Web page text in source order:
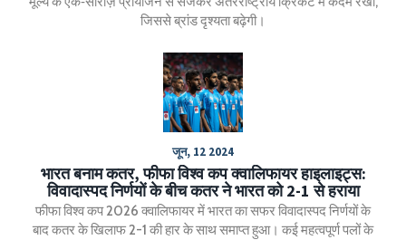
जिससे ब्रांड दृश्यता बढ़ेगी।
जून, 12 2024
भारत बनाम कतर, फीफा विश्व कप क्वालिफायर हाइलाइट्स:
विवादास्पद निर्णयों के बीच कतर ने भारत को 2-1 से हराया
फीफा विश्व कप 2026 क्वालिफायर में भारत का सफर विवादास्पद निर्णयों के
बाद कतर के खिलाफ 2-1 की हार के साथ समाप्त हुआ। कई महत्वपूर्ण पलों के